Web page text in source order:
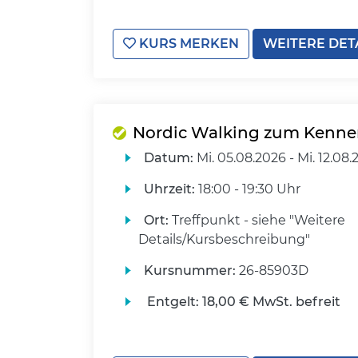
KURS MERKEN WEITERE
Nordic Walking zum
Datum: Mi. 05.08.2026 - Mi.
Uhrzeit: 18:00 - 19:30 Uhr
Ort: Treffpunkt - siehe "Weitere
Details/Kursbeschreibung"
Kursnummer: 26-85903D
Entgelt: 18,00 € MwSt. befreit